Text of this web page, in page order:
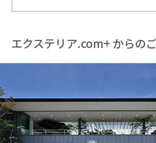
エクステリア.com+ からの